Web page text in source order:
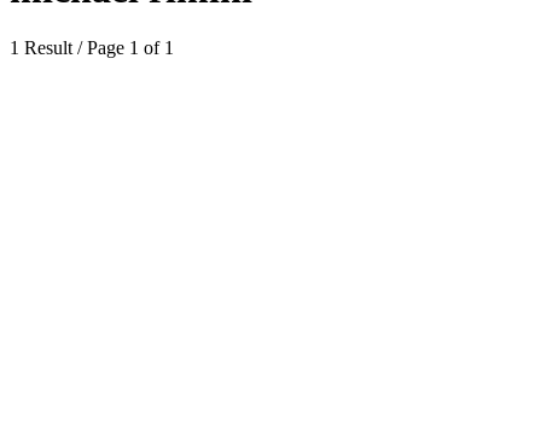
1 Result / Page 1 of 1